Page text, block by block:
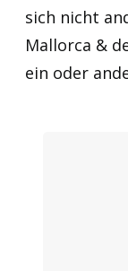
sich nicht
Mallorca &
ein oder